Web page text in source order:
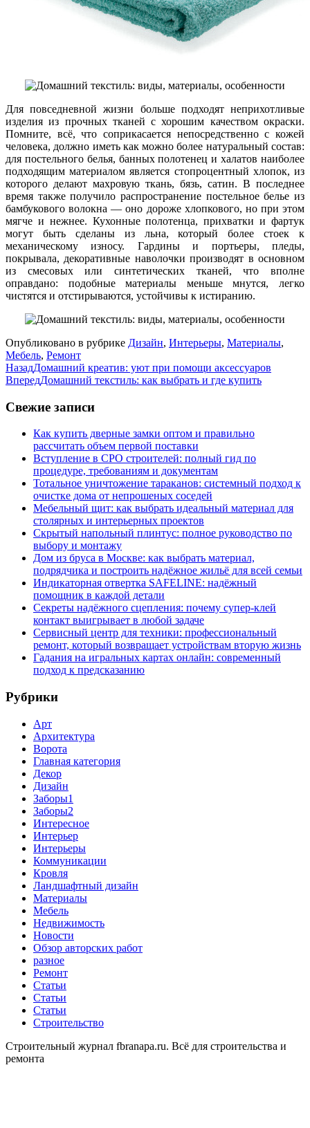
Для повседневной жизни больше подходят неприхотливые
изделия из прочных тканей с хорошим качеством окраски.
Помните, всё, что соприкасается непосредственно с кожей
человека, должно иметь как можно более натуральный состав:
для постельного белья, банных полотенец и халатов наиболее
подходящим материалом является стопроцентный хлопок, из
которого делают махровую ткань, бязь, сатин. В последнее
время также получило распространение постельное белье из
бамбукового волокна — оно дороже хлопкового, но при этом
мягче и нежнее. Кухонные полотенца, прихватки и фартук
могут быть сделаны из льна, который более стоек к
механическому износу. Гардины и портьеры, пледы,
покрывала, декоративные наволочки производят в основном
из смесовых или синтетических тканей, что вполне
оправдано: подобные материалы меньше мнутся, легко
чистятся и отстирываются, устойчивы к истиранию.
Опубликовано в рубрике Дизайн, Интерьеры, Материалы,
Мебель, Ремонт
НазадДомашний креатив: уют при помощи аксессуаров
ВпередДомашний текстиль: как выбрать и где купить
Свежие записи
Как купить дверные замки оптом и правильно
рассчитать объем первой поставки
Вступление в СРО строителей: полный гид по
процедуре, требованиям и документам
Тотальное уничтожение тараканов: системный подход к
очистке дома от непрошеных соседей
Мебельный щит: как выбрать идеальный материал для
столярных и интерьерных проектов
Скрытый напольный плинтус: полное руководство по
выбору и монтажу
Дом из бруса в Москве: как выбрать материал,
подрядчика и построить надёжное жильё для всей семьи
Индикаторная отвертка SAFELINE: надёжный
помощник в каждой детали
Секреты надёжного сцепления: почему супер‑клей
контакт выигрывает в любой задаче
Сервисный центр для техники: профессиональный
ремонт, который возвращает устройствам вторую жизнь
Гадания на игральных картах онлайн: современный
подход к предсказанию
Рубрики
Арт
Архитектура
Ворота
Главная категория
Декор
Дизайн
Заборы1
Заборы2
Интересное
Интерьер
Интерьеры
Коммуникации
Кровля
Ландшафтный дизайн
Материалы
Мебель
Недвижимость
Новости
Обзор авторских работ
разное
Ремонт
Статьи
Статьи
Статьи
Строительство
Строительный журнал fbranapa.ru. Всё для строительства и
ремонта